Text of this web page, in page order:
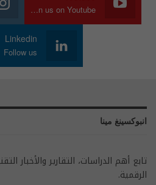
Join us on Youtube
Linkedin
Follow us
انبوكسينغ مينا
تابع أهم الدراسات، التقارير والأخبار
الرقمية.